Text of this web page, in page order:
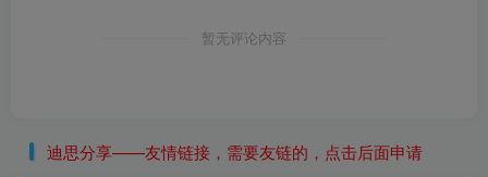
暂无评论内容
迪思分享——友情链接，需要友链的，点击后面申请